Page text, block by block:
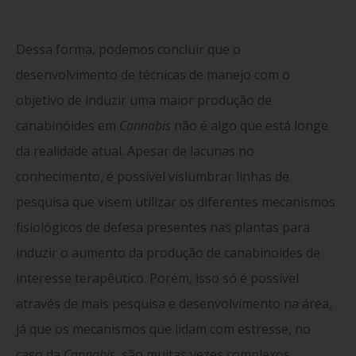
Dessa forma, podemos concluir que o
desenvolvimento de técnicas de manejo com o
objetivo de induzir uma maior produção de
canabinóides em Cannabis não é algo que está longe
da realidade atual. Apesar de lacunas no
conhecimento, é possível vislumbrar linhas de
pesquisa que visem utilizar os diferentes mecanismos
fisiológicos de defesa presentes nas plantas para
induzir o aumento da produção de canabinoides de
interesse terapêutico. Porém, isso só é possível
através de mais pesquisa e desenvolvimento na área,
já que os mecanismos que lidam com estresse, no